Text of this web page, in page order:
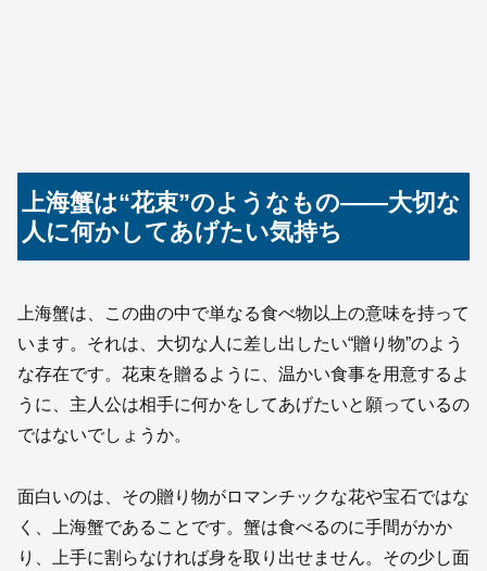
上海蟹は“花束”のようなもの――大切な
人に何かしてあげたい気持ち
上海蟹は、この曲の中で単なる食べ物以上の意味を持って
います。それは、大切な人に差し出したい“贈り物”のよう
な存在です。花束を贈るように、温かい食事を用意するよ
うに、主人公は相手に何かをしてあげたいと願っているの
ではないでしょうか。
面白いのは、その贈り物がロマンチックな花や宝石ではな
く、上海蟹であることです。蟹は食べるのに手間がかか
り、上手に割らなければ身を取り出せません。その少し面